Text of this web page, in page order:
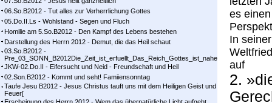
06.So.B2012 - Tut alles zur Verherrlichung Gottes
05.Do.II.Ls - Wohlstand - Segen und Fluch
Homilie am 5.So.B2012 - Den Kampf des Lebens bestehen
Darstellung des Herrn 2012 - Demut, die das Heil schaut
03.So.B2012 -
Pre_03_SONN_B2012Die_Zeit_ist_erfuellt_Das_Reich_Gottes_ist_nahe
JKW-02.Do.II - Eifersucht und Neid - Freundschaft und Heil
02.Son.B2012 - Kommt und seht! Famiiensonntag
Taufe Jesu B2012 - Jesus Christus tauft uns mit dem Heiligen Geist und
Feuer[
es
In
auf
2.